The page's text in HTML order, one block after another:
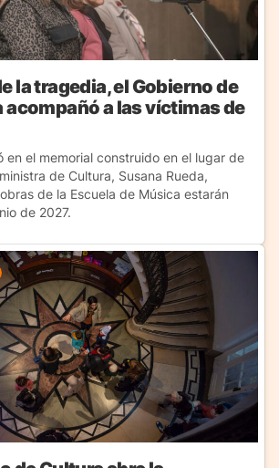
la tragedia, el Gobierno de
acompañó a las víctimas de
en el memorial construido en el lugar de
de Cultura, Susana Rueda,
de la Escuela de Música estarán
de 2027.